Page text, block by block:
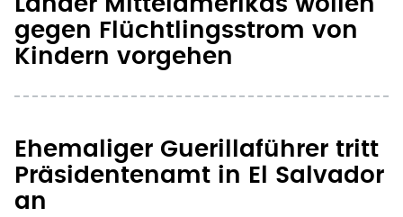
gegen Flüchtlingsstrom von
Kindern vorgehen
Ehemaliger Guerillaführer tritt
Präsidentenamt in El Salvador
an